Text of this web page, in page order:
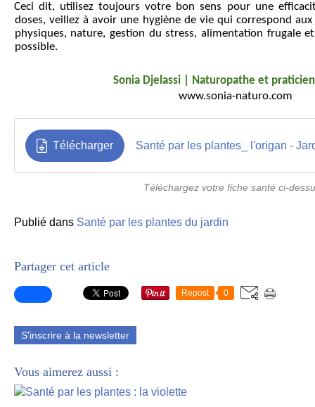
Ceci dit, utilisez toujours votre bon sens pour une
doses, veillez à avoir une hygiène de vie qui correspond
physiques, nature, gestion du stress, alimentation frugale
possible.
Sonia Djelassi | Naturopathe et
www.sonia-naturo.com
Télécharger Santé par les plantes_ l'origan -
Téléchargez votre fiche santé ci-
Publié dans Santé par les plantes du jardin
Partager cet article
Repost 0
S'inscrire à la newsletter
Vous aimerez aussi :